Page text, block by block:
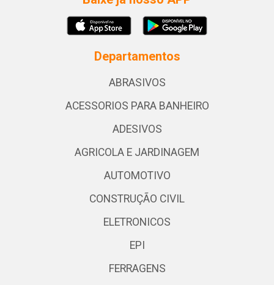
Departamentos
ABRASIVOS
ACESSORIOS PARA BANHEIRO
ADESIVOS
AGRICOLA E JARDINAGEM
AUTOMOTIVO
CONSTRUÇÃO CIVIL
ELETRONICOS
EPI
FERRAGENS